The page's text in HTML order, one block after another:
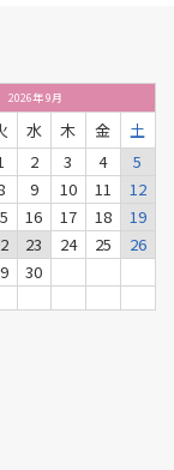
2026年9月
水 木 金
土
2 3 4
5
9 10 11
12
16 17 18
19
23 24 25
26
30